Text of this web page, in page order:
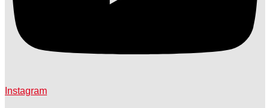
Instagram